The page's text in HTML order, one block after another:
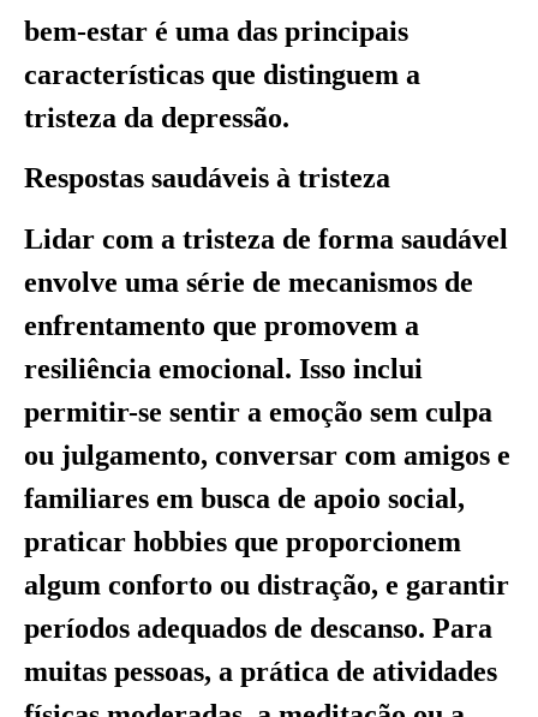
bem-estar é uma das principais
características que distinguem a
tristeza da depressão.
Respostas saudáveis à tristeza
Lidar com a tristeza de forma saudável
envolve uma série de mecanismos de
enfrentamento que promovem a
resiliência emocional. Isso inclui
permitir-se sentir a emoção sem culpa
ou julgamento, conversar com amigos e
familiares em busca de apoio social,
praticar hobbies que proporcionem
algum conforto ou distração, e garantir
períodos adequados de descanso. Para
muitas pessoas, a prática de atividades